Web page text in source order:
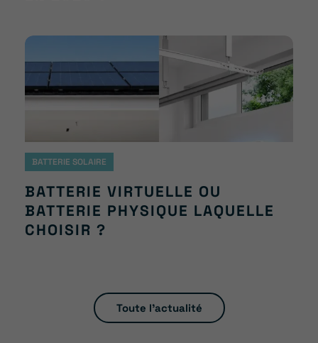
BATTERIE SOLAIRE
BATTERIE VIRTUELLE OU
BATTERIE PHYSIQUE LAQUELLE
CHOISIR ?
Toute l'actualité